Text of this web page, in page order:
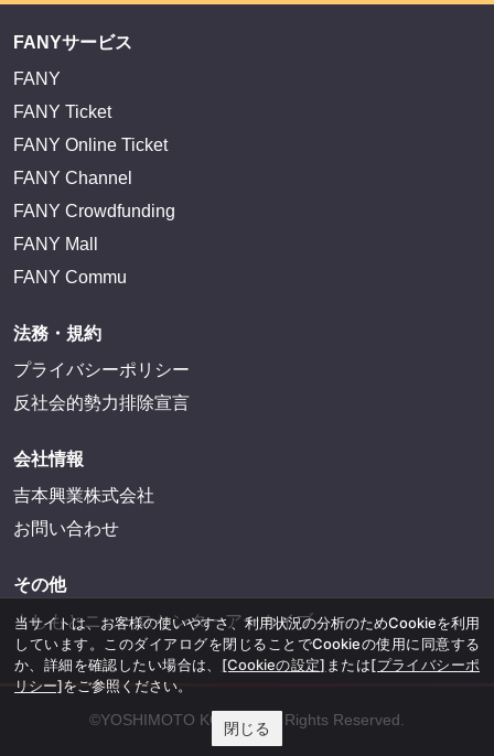
FANYサービス
FANY
FANY Ticket
FANY Online Ticket
FANY Channel
FANY Crowdfunding
FANY Mall
FANY Commu
法務・規約
プライバシーポリシー
反社会的勢力排除宣言
会社情報
吉本興業株式会社
お問い合わせ
その他
よしもとニュースセンターアーカイブ
©YOSHIMOTO KOGYO, All Rights Reserved.
当サイトは、お客様の使いやすさ、利用状況の分析のためCookieを利用
しています。このダイアログを閉じることでCookieの使用に同意する
か、詳細を確認したい場合は、 [Cookieの設定] または[プライバシーポ
リシー]をご参照ください。
閉じる